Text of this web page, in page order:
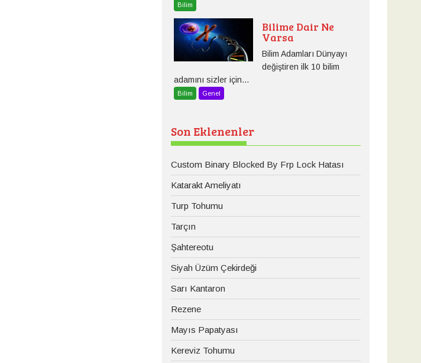
Bilim
Bilime Dair Ne
Varsa
Bilim Adamları Dünyayı
değiştiren ilk 10 bilim
adamını sizler için...
Bilim Genel
Son Eklenenler
Custom Binary Blocked By Frp Lock Hatası
Katarakt Ameliyatı
Turp Tohumu
Tarçın
Şahtereotu
Siyah Üzüm Çekirdeği
Sarı Kantaron
Rezene
Mayıs Papatyası
Kereviz Tohumu